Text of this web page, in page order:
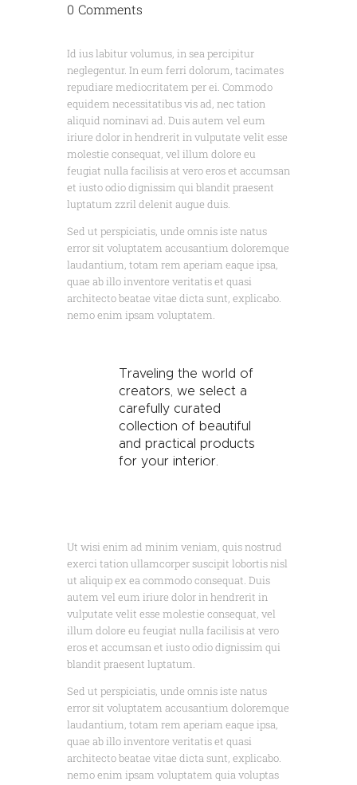
0 Comments
Id ius labitur volumus, in sea percipitur
neglegentur. In eum ferri dolorum, tacimates
repudiare mediocritatem per ei. Commodo
equidem necessitatibus vis ad, nec tation
aliquid nominavi ad. Duis autem vel eum
iriure dolor in hendrerit in vulputate velit esse
molestie consequat, vel illum dolore eu
feugiat nulla facilisis at vero eros et accumsan
et iusto odio dignissim qui blandit praesent
luptatum zzril delenit augue duis.
Sed ut perspiciatis, unde omnis iste natus
error sit voluptatem accusantium doloremque
laudantium, totam rem aperiam eaque ipsa,
quae ab illo inventore veritatis et quasi
architecto beatae vitae dicta sunt, explicabo.
nemo enim ipsam voluptatem.
Traveling the world of
creators, we select a
carefully curated
collection of beautiful
and practical products
for your interior.
Ut wisi enim ad minim veniam, quis nostrud
exerci tation ullamcorper suscipit lobortis nisl
ut aliquip ex ea commodo consequat. Duis
autem vel eum iriure dolor in hendrerit in
vulputate velit esse molestie consequat, vel
illum dolore eu feugiat nulla facilisis at vero
eros et accumsan et iusto odio dignissim qui
blandit praesent luptatum.
Sed ut perspiciatis, unde omnis iste natus
error sit voluptatem accusantium doloremque
laudantium, totam rem aperiam eaque ipsa,
quae ab illo inventore veritatis et quasi
architecto beatae vitae dicta sunt, explicabo.
nemo enim ipsam voluptatem quia voluptas